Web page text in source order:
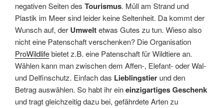
negativen Seiten des Tourismus. Müll am Strand und
Plastik im Meer sind leider keine Seltenheit. Da kommt der
Wunsch auf, der Umweltetwas Gutes zu tun. Wieso also
nicht eine Patenschaft verschenken? Die Organisation
ProWildlifebietet z.B. eine Patenschaft für Wildtiere an.
Wählen kann man zwischen dem Affen-, Elefant- oder Wal-
und Delfinschutz. Einfach das Lieblingstier und den
Betrag auswählen. So habt ihr eineinzigartiges Geschenk
und tragt gleichzeitig dazu bei, gefährdete Arten zu